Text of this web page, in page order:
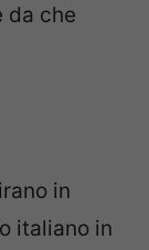
da che
in
italiano in